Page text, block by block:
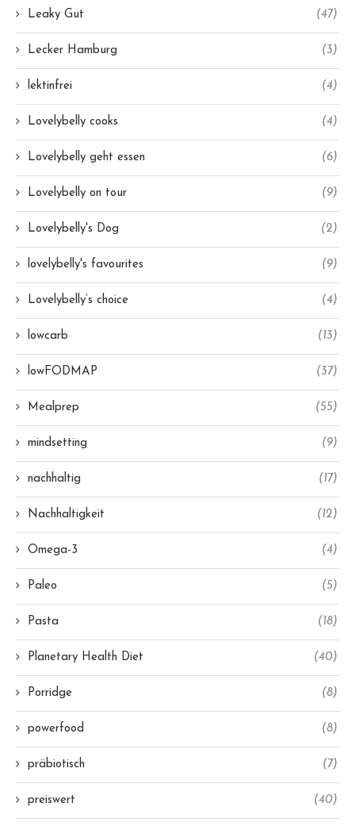
Leaky Gut (47)
Lecker Hamburg (3)
lektinfrei (4)
Lovelybelly cooks (4)
Lovelybelly geht essen (6)
Lovelybelly on tour (9)
Lovelybelly's Dog (2)
lovelybelly's favourites (9)
Lovelybelly’s choice (4)
lowcarb (13)
lowFODMAP (37)
Mealprep (55)
mindsetting (9)
nachhaltig (17)
Nachhaltigkeit (12)
Omega-3 (4)
Paleo (5)
Pasta (18)
Planetary Health Diet (40)
Porridge (8)
powerfood (8)
präbiotisch (7)
preiswert (40)